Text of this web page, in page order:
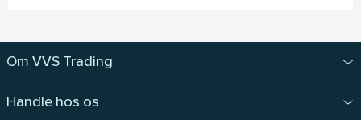
Om VVS Trading
Handle hos os